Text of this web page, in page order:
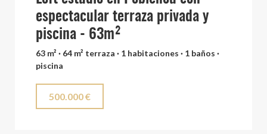
espectacular terraza privada y
piscina - 63m²
63 m² · 64 m² terraza · 1 habitaciones · 1 baños ·
piscina
500.000 €